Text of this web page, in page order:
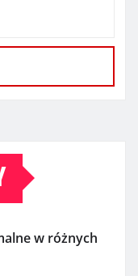
w różnych